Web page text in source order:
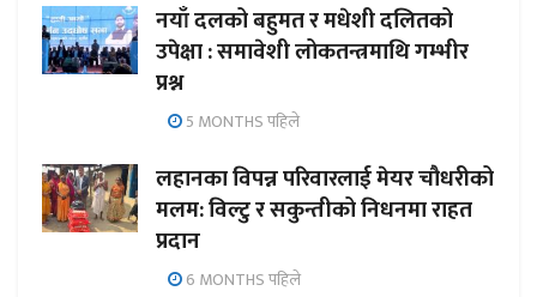
नयाँ दलको बहुमत र मधेशी दलितको
उपेक्षा : समावेशी लोकतन्त्रमाथि गम्भीर
प्रश्न
5 MONTHS पहिले
लहानका विपन्न परिवारलाई मेयर चौधरीको
मलम: विल्टु र सकुन्तीको निधनमा राहत
प्रदान
6 MONTHS पहिले